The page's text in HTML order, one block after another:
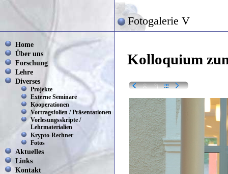
Fotogalerie V
Home
Über uns
Forschung
Lehre
Diverses
Projekte
Externe Seminare
Kooperationen
Vortragsfolien / Präsentationen
Vorlesungsskripte /
Lehrmaterialien
Krypto-Rechner
Fotos
Aktuelles
Links
Kontakt
Kolloquium